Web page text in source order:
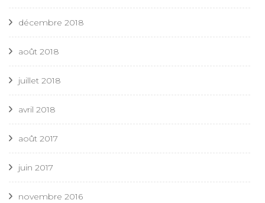
décembre 2018
août 2018
juillet 2018
avril 2018
août 2017
juin 2017
novembre 2016